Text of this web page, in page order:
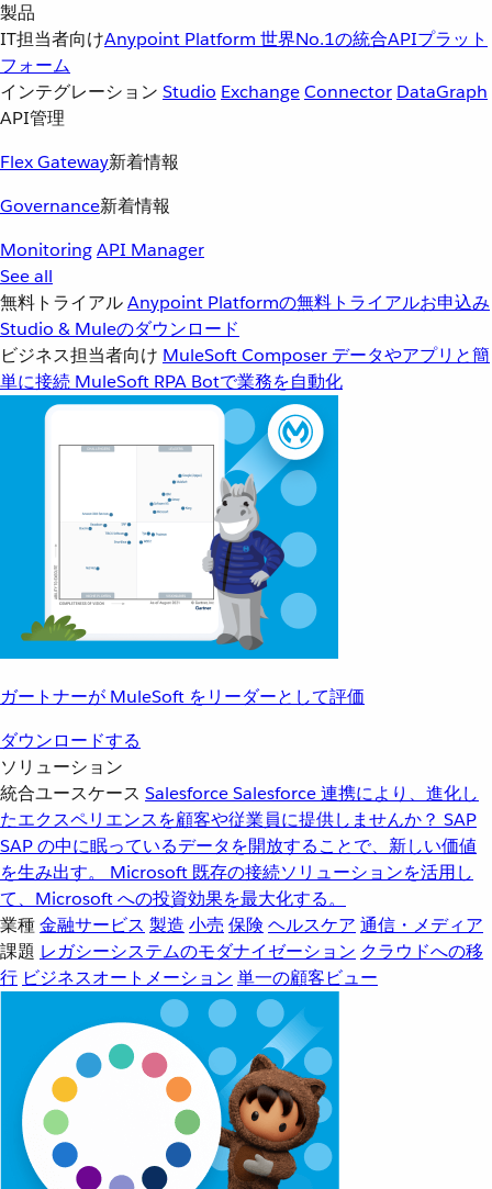
製品
IT担当者向けAnypoint Platform 世界No.1の統合APIプラット
フォーム
インテグレーション Studio ExchangeConnector DataGraph
API管理
Flex Gateway新着情報
Governance新着情報
MonitoringAPI Manager
See all
無料トライアルAnypoint Platformの無料トライアルお申込み
Studio & Muleのダウンロード
ビジネス担当者向け MuleSoft Composer データやアプリと簡
単に接続 MuleSoft RPA Botで業務を自動化
ガートナーが MuleSoft をリーダーとして評価
ダウンロードする
ソリューション
統合ユースケース SalesforceSalesforce 連携により、進化し
たエクスペリエンスを顧客や従業員に提供しませんか？ SAP
SAP の中に眠っているデータを開放することで、新しい価値
を生み出す。
Microsoft 既存の接続ソリューションを活用し
て、Microsoft への投資効果を最大化する。
業種金融サービス 製造 小売 保険 ヘルスケア 通信・メディア
課題 レガシーシステムのモダナイゼーション クラウドへの移
行 ビジネスオートメーション 単一の顧客ビュー